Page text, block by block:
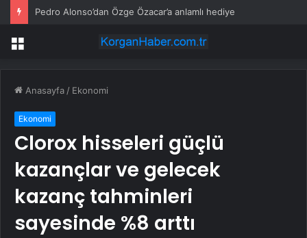
Pedro Alonso’dan Özge Özacar’a anlamlı hediye
Menü
Anasayfa / Ekonomi
Ekonomi
Clorox hisseleri güçlü
kazançlar ve gelecek
kazanç tahminleri
sayesinde %8 arttı